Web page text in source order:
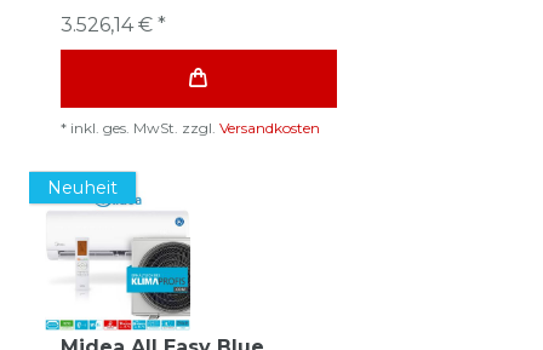
3.526,14 € *
* inkl. ges. MwSt. zzgl. Versandkosten
Neuheit